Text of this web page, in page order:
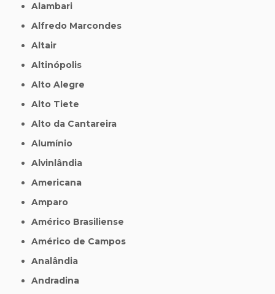
Alambari
Alfredo Marcondes
Altair
Altinópolis
Alto Alegre
Alto Tiete
Alto da Cantareira
Alumínio
Alvinlândia
Americana
Amparo
Américo Brasiliense
Américo de Campos
Analândia
Andradina